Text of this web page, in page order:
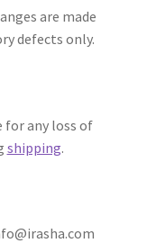
are made
defects only.
for any loss of
shipping.